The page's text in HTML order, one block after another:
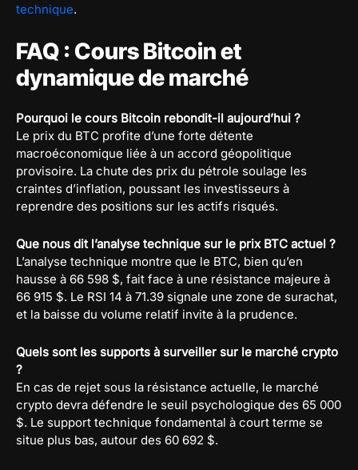
technique.
FAQ : Cours Bitcoin et
dynamique de marché
Pourquoi le cours Bitcoin rebondit-il aujourd’hui ?
Le prix du BTC profite d’une forte détente
macroéconomique liée à un accord géopolitique
provisoire. La chute des prix du pétrole soulage les
craintes d’inflation, poussant les investisseurs à
reprendre des positions sur les actifs risqués.
Que nous dit l’analyse technique sur le prix BTC actuel ?
L’analyse technique montre que le BTC, bien qu’en
hausse à 66 598 $, fait face à une résistance majeure à
66 915 $. Le RSI 14 à 71.39 signale une zone de surachat,
et la baisse du volume relatif invite à la prudence.
Quels sont les supports à surveiller sur le marché crypto
?
En cas de rejet sous la résistance actuelle, le marché
crypto devra défendre le seuil psychologique des 65 000
$. Le support technique fondamental à court terme se
situe plus bas, autour des 60 692 $.